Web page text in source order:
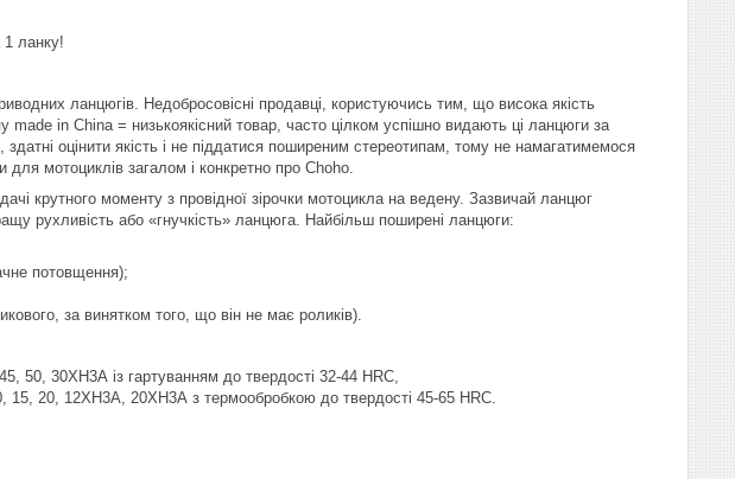
1 ланку!
ланцюгів. Недобросовісні продавці, користуючись тим, що висока якість
made in China = низькоякісний товар, часто цілком успішно видають ці ланцюги за
оцінити якість і не піддатися поширеним стереотипам, тому не намагатимемося
мотоциклів загалом і конкретно про Сhoho.
крутного моменту з провідної зірочки мотоцикла на ведену. Зазвичай ланцюг
рухливість або «гнучкість» ланцюга. Найбільш поширені ланцюги:
потовщення);
за винятком того, що він не має роликів).
50, 30ХН3А із гартуванням до твердості 32-44 HRC,
15, 20, 12ХН3А, 20ХН3А з термообробкою до твердості 45-65 HRC.